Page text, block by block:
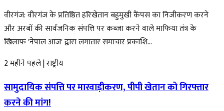
वीरगंज: वीरगंज के प्रतिष्ठित हरिखेतान बहुमुखी कैंपस का निजीकरण करने
और अरबों की सार्वजनिक संपत्ति पर कब्जा करने वाले माफिया तंत्र के
खिलाफ 'नेपाल आज' द्वारा लगातार समाचार प्रकाशि...
2 महीने पहले|राष्ट्रीय
सामुदायिक संपत्ति पर मारवाड़ीकरण, पीपी खेतान को गिरफ्तार
करने की मांग!